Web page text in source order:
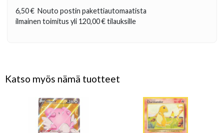
6,50 € Nouto postin pakettiautomaatista
ilmainen toimitus yli 120,00 €tilauksille
Katso myös nämä tuotteet